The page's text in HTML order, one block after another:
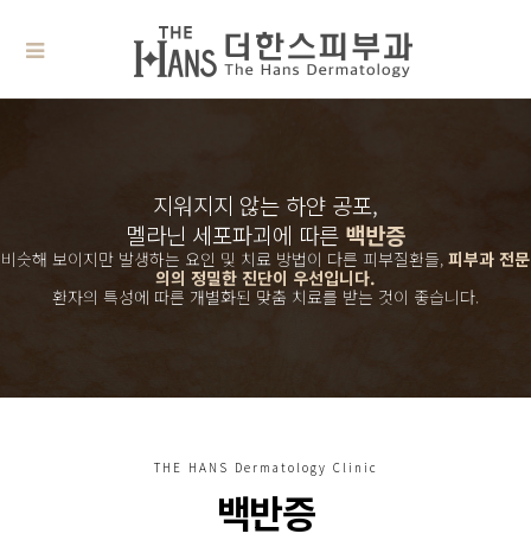
지워지지 않는 하얀 공포,
멜라닌 세포파괴에 따른 백반증
비슷해 보이지만 발생하는 요인 및 치료 방법이 다른 피부질환들, 피부과 전문
의의 정밀한 진단이 우선입니다.
환자의 특성에 따른 개별화된 맞춤 치료를 받는 것이 좋습니다.
THE HANS Dermatology Clinic
백반증